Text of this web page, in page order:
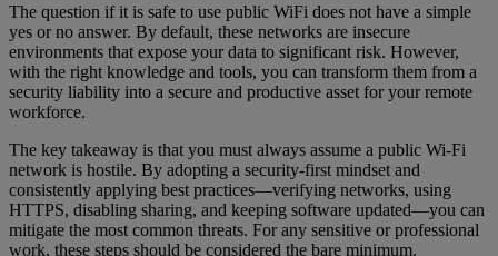
The question if it is safe to use public WiFi does not have a simple
yes or no answer. By default, these networks are insecure
environments that expose your data to significant risk. However,
with the right knowledge and tools, you can transform them from a
security liability into a secure and productive asset for your remote
workforce.
The key takeaway is that you must always assume a public Wi-Fi
network is hostile. By adopting a security-first mindset and
consistently applying best practices—verifying networks, using
HTTPS, disabling sharing, and keeping software updated—you can
mitigate the most common threats. For any sensitive or professional
work, these steps should be considered the bare minimum.